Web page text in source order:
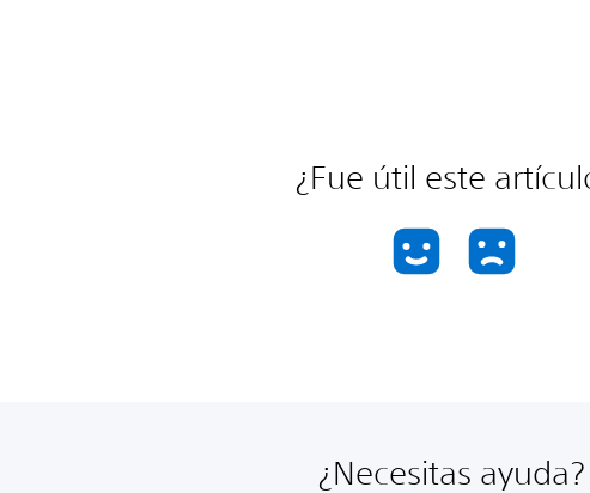
¿Fue útil este
¿Necesitas ayuda?